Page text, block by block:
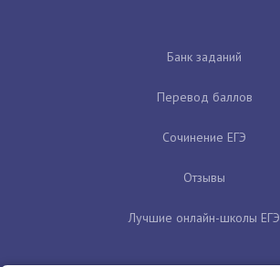
Банк заданий
Перевод баллов
Сочинение ЕГЭ
Отзывы
Лучшие онлайн-школы ЕГЭ